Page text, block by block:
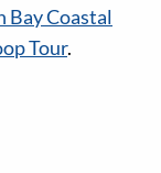
Bay Coastal
Tour.